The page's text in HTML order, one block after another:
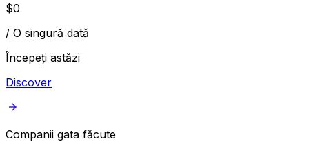
$0
/ O singură dată
Începeți astăzi
Discover
Companii gata făcute